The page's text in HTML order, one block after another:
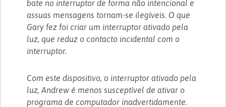
bate no interruptor de forma não intencional e
assuas mensagens tornam-se ilegíveis. O que
Gary fez foi criar um interruptor ativado pela
luz, que reduz o contacto incidental com o
interruptor.
Com este dispositivo, o interruptor ativado pela
luz, Andrew é menos susceptível de ativar o
programa de computador inadvertidamente.